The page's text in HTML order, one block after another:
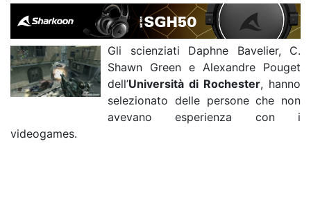
Gli scienziati Daphne Bavelier, C.
Shawn Green e Alexandre Pouget
dell’Università di Rochester, hanno
selezionato delle persone che non
avevano esperienza con i
videogames.